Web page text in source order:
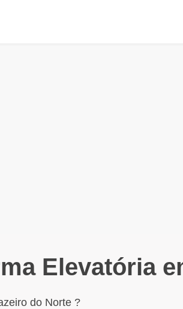
Elevatória
do Norte ?